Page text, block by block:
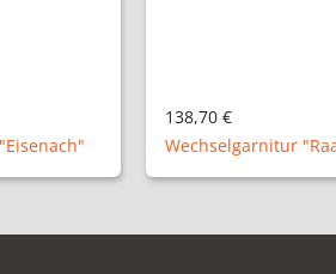
"Raabs"
108,90 €
Eingangstür "Villach"